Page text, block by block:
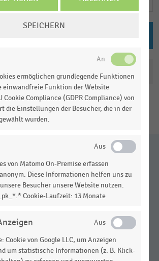
Katalogisierung
SPEICHERN
ermöglichen grundlegende Funktionen
einwandfreie Funktion der Website
Compliance (GDPR Compliance) von
die Einstellungen der Besucher, die in der
wurden.
von Matomo On-Premise erfassen
Diese Informationen helfen uns zu
Besucher unsere Website nutzen.
Cookie-Laufzeit: 13 Monate
Cookie von Google LLC, um Anzeigen
um statistische Informationen (z. B. Klick-